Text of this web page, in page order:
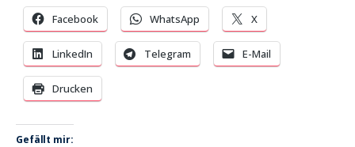
Facebook WhatsApp X
LinkedIn Telegram E-Mail
Drucken
Gefällt mir: